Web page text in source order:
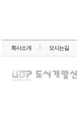
회사소개 오시는길